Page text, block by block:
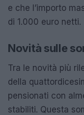
e che l’importo
di 1.000 euro netti.
Novità sulle
Tra le novità più
della
pensionati con
stabiliti. Questa